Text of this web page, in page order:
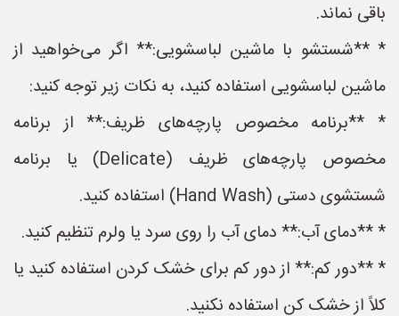
باقی نماند.
* **شستشو با ماشین لباسشویی:** اگر می‌خواهید از
ماشین لباسشویی استفاده کنید، به نکات زیر توجه کنید:
* **برنامه مخصوص پارچه‌های ظریف:** از برنامه
مخصوص پارچه‌های ظریف (Delicate) یا برنامه
شستشوی دستی (Hand Wash) استفاده کنید.
* **دمای آب:** دمای آب را روی سرد یا ولرم تنظیم کنید.
* **دور کم:** از دور کم برای خشک کردن استفاده کنید یا
کلاً از خشک کن استفاده نکنید.